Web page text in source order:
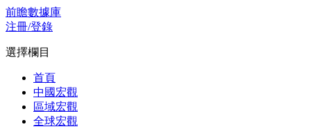
前瞻數據庫
注冊/登錄
選擇欄目
首頁
中國宏觀
區域宏觀
全球宏觀